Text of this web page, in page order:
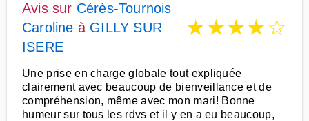
Avis sur Cérès-Tournois
Caroline à GILLY SUR
ISERE
★★★★☆
Une prise en charge globale tout expliquée
clairement avec beaucoup de bienveillance et de
compréhension, même avec mon mari! Bonne
humeur sur tous les rdvs et il y en a eu beaucoup,